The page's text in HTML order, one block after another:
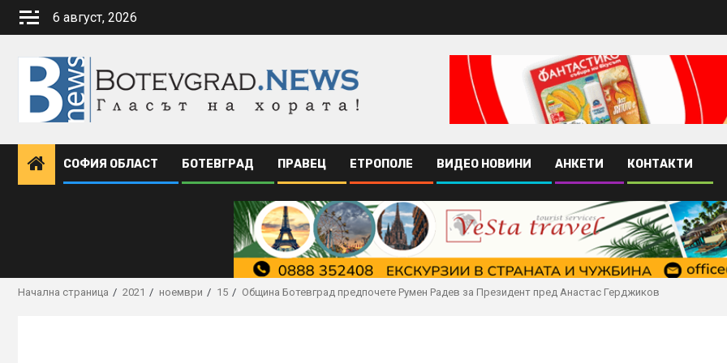
Skip
6 август, 2026
СОФИЯ ОБЛАСТ БОТЕВГРАД ПРАВЕЦ ЕТРОПОЛЕ ВИДЕО НОВИНИ АНКЕТИ КОНТАКТИ
Начална страница 2021 ноември 15 Община Ботевград предпочете Румен Радев за Президент пред Анастас Герджиков